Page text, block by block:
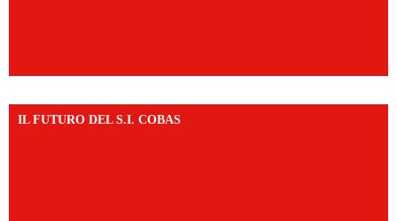
IL FUTURO DEL S.I. COBAS